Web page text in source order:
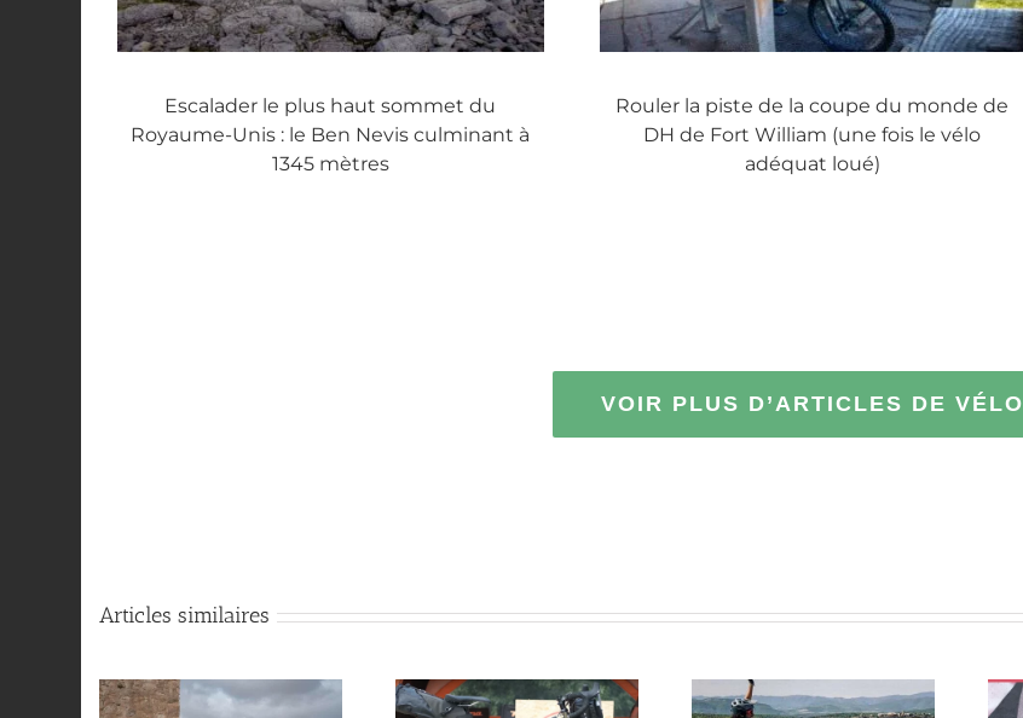
Escalader le plus haut sommet du
Royaume-Unis : le Ben Nevis culminant à
1345 mètres
Rouler la piste de la coupe du monde de
DH de Fort William (une fois le vélo
adéquat loué)
VOIR PLUS D’ARTICLES DE VÉLO
Articles similaires